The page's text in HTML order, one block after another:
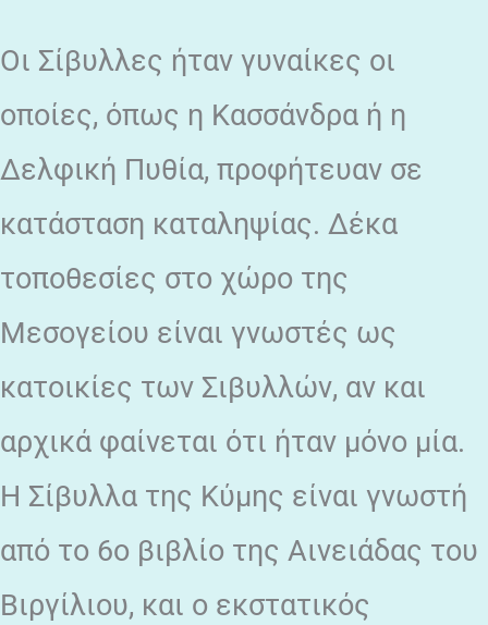
Οι Σίβυλλες ήταν γυναίκες οι
οποίες, όπως η Κασσάνδρα ή η
Δελφική Πυθία, προφήτευαν σε
κατάσταση καταληψίας. Δέκα
τοποθεσίες στο χώρο της
Μεσογείου είναι γνωστές ως
κατοικίες των Σιβυλλών, αν και
αρχικά φαίνεται ότι ήταν μόνο μία.
Η Σίβυλλα της Κύμης είναι γνωστή
από το 6ο βιβλίο της Αινειάδας του
Βιργίλιου, και ο εκστατικός